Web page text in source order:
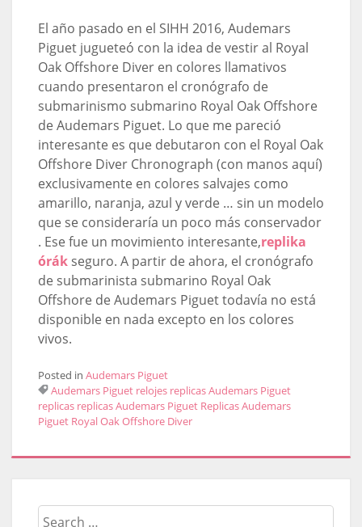
El año pasado en el SIHH 2016, Audemars
Piguet jugueteó con la idea de vestir al Royal
Oak Offshore Diver en colores llamativos
cuando presentaron el cronógrafo de
submarinismo submarino Royal Oak Offshore
de Audemars Piguet. Lo que me pareció
interesante es que debutaron con el Royal Oak
Offshore Diver Chronograph (con manos aquí)
exclusivamente en colores salvajes como
amarillo, naranja, azul y verde … sin un modelo
que se consideraría un poco más conservador
. Ese fue un movimiento interesante,replika
órákseguro. A partir de ahora, el cronógrafo
de submarinista submarino Royal Oak
Offshore de Audemars Piguet todavía no está
disponible en nada excepto en los colores
vivos.
Posted in Audemars Piguet
Audemars Piguet relojes replicasAudemars Piguet
replicas replicas Audemars Piguet Replicas Audemars
Piguet Royal Oak Offshore Diver
Search